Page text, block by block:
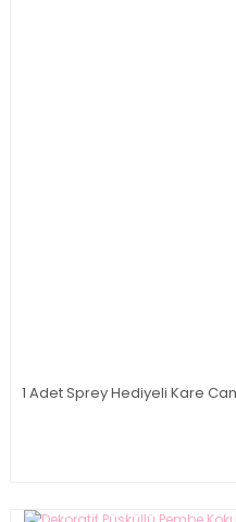
1 Adet Sprey Hediyeli Kare